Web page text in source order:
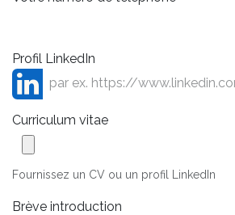
Profil LinkedIn
Curriculum vitae
Fournissez un CV ou un profil LinkedIn
Brève introduction